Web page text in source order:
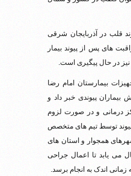
قلب در آذربایجان شرقی
های پس از پیوند بیمار
در حال پیگیری است.
بیمارستان امام رضا
پذیرش بیماران پیوندی خبر داد و
درمانی و در صورت لزوم
پیوند توسط تیم های متخصص
همجوار و استان های
می یابد تا اعمال جراحی
اندک به انجام برسد.